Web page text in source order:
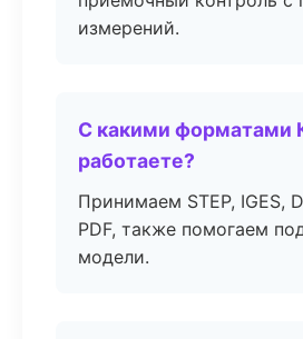
измерений.
С какими форматами
работаете?
Принимаем STEP, IGES,
PDF, также помогаем
модели.